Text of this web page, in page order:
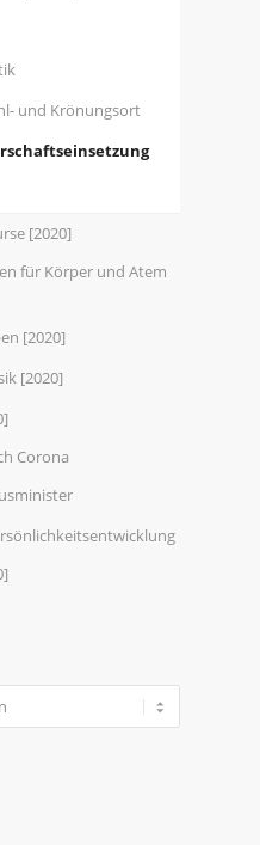
und Krönungsort
[2020]
für Körper und Atem
[2020]
[2020]
Corona